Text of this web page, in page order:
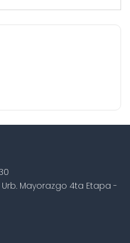
Urb. Mayorazgo 4ta Etapa -